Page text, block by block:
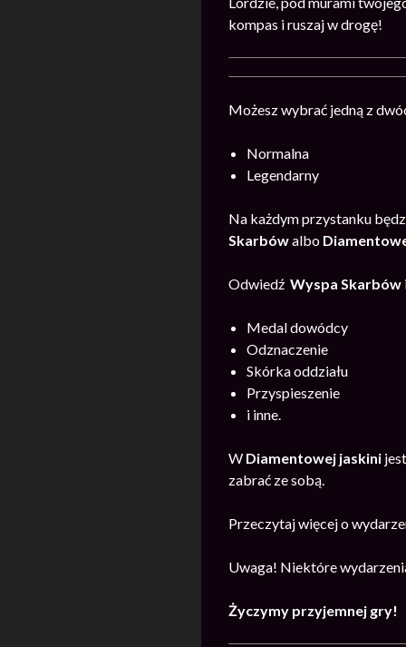
kompas i ruszaj w drogę!
Możesz wybrać jedną z
Normalna
Legendarny
Na każdym przystanku
Skarbówalbo
Odwiedź Wyspa Skarbów
Medal dowódcy
Odznaczenie
Skórka oddziału
Przyspieszenie
i inne.
W Diamentowej jaskini
zabrać ze sobą.
Przeczytaj więcej o
Uwaga! Niektóre
Życzymy przyjemnej gry!